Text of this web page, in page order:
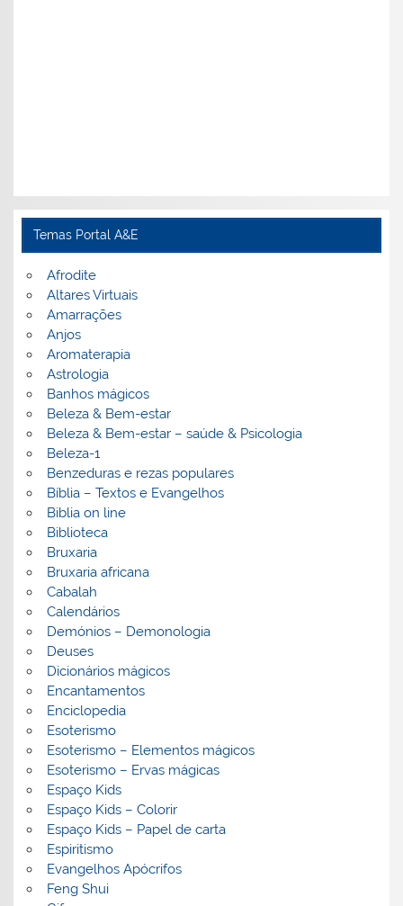
Temas Portal A&E
Afrodite
Altares Virtuais
Amarrações
Anjos
Aromaterapia
Astrologia
Banhos mágicos
Beleza & Bem-estar
Beleza & Bem-estar – saúde & Psicologia
Beleza-1
Benzeduras e rezas populares
Bíblia – Textos e Evangelhos
Biblia on line
Biblioteca
Bruxaria
Bruxaria africana
Cabalah
Calendários
Demónios – Demonologia
Deuses
Dicionários mágicos
Encantamentos
Enciclopedia
Esoterismo
Esoterismo – Elementos mágicos
Esoterismo – Ervas mágicas
Espaço Kids
Espaço Kids – Colorir
Espaço Kids – Papel de carta
Espiritismo
Evangelhos Apócrifos
Feng Shui